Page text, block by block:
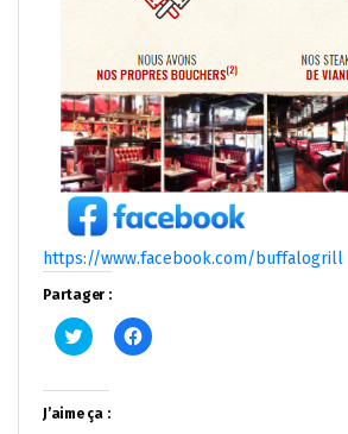
https://www.facebook.com/buffalogrill
Partager :
Cliquez
pour
Twitter(ouvre
dans
une
Cliquez
pour
J’aime ça :